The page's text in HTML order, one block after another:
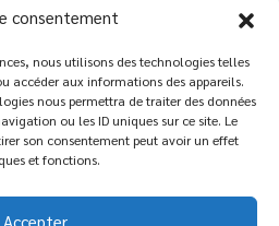
consentement
nous utilisons des technologies telles
accéder aux informations des appareils.
nous permettra de traiter des données
ou les ID uniques sur ce site. Le
son consentement peut avoir un effet
et fonctions.
Accepter